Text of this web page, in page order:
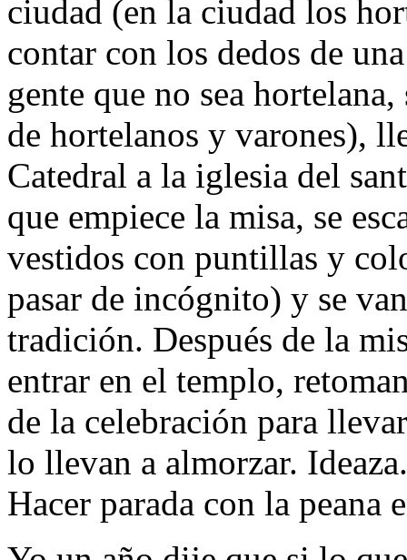
ciudad (en la ciudad los
contar con los dedos de
gente que no sea
de hortelanos y varones),
Catedral a la iglesia del
que empiece la misa, se
vestidos con puntillas y
pasar de incógnito) y se
tradición. Después de la
entrar en el templo,
de la celebración para
lo llevan a almorzar.
Hacer parada con la peana